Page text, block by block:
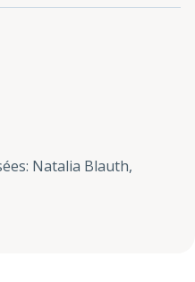
: Natalia Blauth,